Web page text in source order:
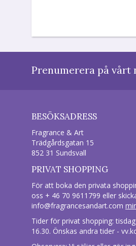
Prenumerera på vårt
BESÖKSADRESS
Fragrance & Art
Trädgårdsgatan 15
852 31 Sundsvall
PRIVAT SHOPPING
För att boka den privata
oss + 46 70 9611799 eller
info@fragrancesandart.com
Tider för privat shopping:
16.30. Önskas andra tider -